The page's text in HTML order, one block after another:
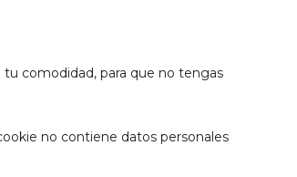
comodidad, para que no tengas
no contiene datos personales